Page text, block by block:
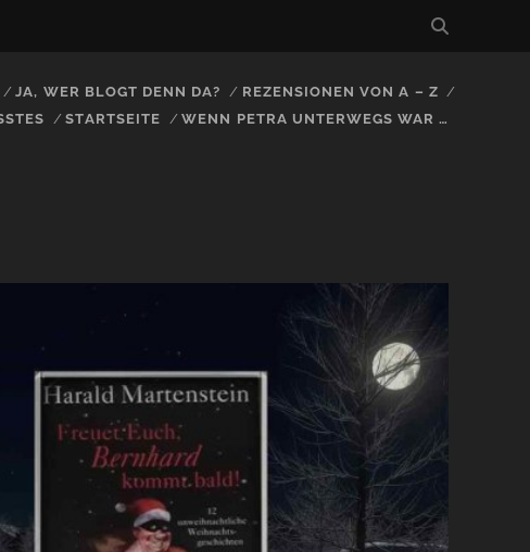
JA, WER BLOGT DENN DA?
REZENSIONEN VON A – Z
STARTSEITE WENN PETRA UNTERWEGS WAR …